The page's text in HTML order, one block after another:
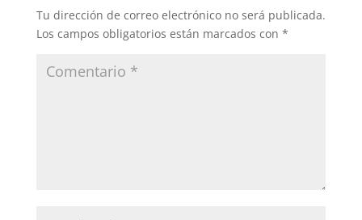
Tu dirección de correo electrónico no será publicada.
Los campos obligatorios están marcados con *